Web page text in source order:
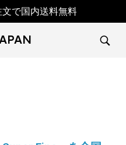
で国内送料無料